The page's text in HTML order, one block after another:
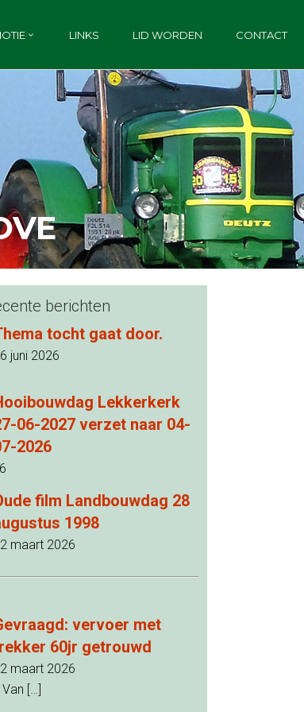
LINKS LID WORDEN CONTACT
berichten
tocht gaat door.
juni 2026
Lekkerkerk
06-2027 verzet naar 04-
2026
film Landbouwdag 28
1998
maart 2026
vervoer met
60jr getrouwd
maart 2026
[…]